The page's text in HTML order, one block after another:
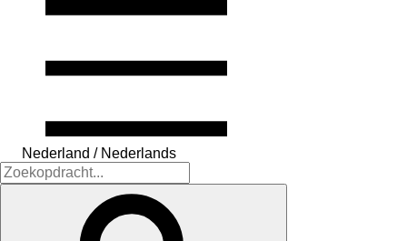
Nederland / Nederlands